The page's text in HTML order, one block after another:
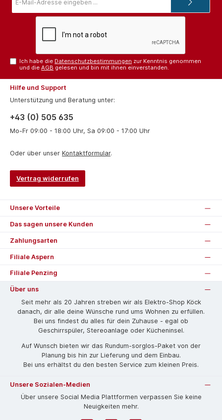
Mail-
Ich habe die Datenschutzbestimmungen zur Kenntnis genommen
und dieAGB gelesen und bin mit ihnen einverstanden.
Hilfe und Support
Unterstützung und Beratung unter:
+43 (0) 505 635
Mo-Fr 09:00 - 18:00 Uhr, Sa 09:00 - 17:00 Uhr
Oder über unser Kontaktformular.
Vertrag widerrufen
Unsere Vorteile
Das sagen unsere Kunden
Zahlungsarten
Filiale Aspern
Filiale Penzing
Über uns
Seit mehr als 20 Jahren streben wir als Elektro-Shop Köck
danach, dir alle deine Wünsche rund ums Wohnen zu erfüllen.
Bei uns findest du alles für dein Zuhause - egal ob
Geschirrspüler, Stereoanlage oder Kücheninsel.
Auf Wunsch bieten wir das Rund­um-sorg­los-Pa­ket von der
Planung bis hin zur Lieferung und dem Einbau.
Bei uns erhältst du den besten Service zum kleinen Preis.
Unsere Sozialen-Medien
Über unsere Social Media Plattformen verpassen Sie keine
Neuigkeiten mehr.